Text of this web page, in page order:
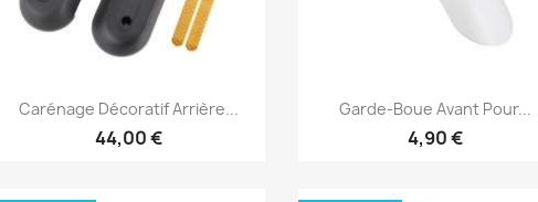
Aperçu rapide
Carénage Décoratif Arrière...
44,00 €
 Aperçu rapide
Garde-Boue Avant Pour...
4,90 €